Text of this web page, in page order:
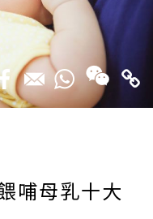
哺母乳十大